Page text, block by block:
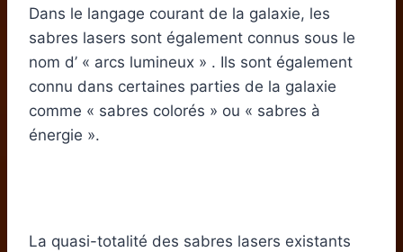
Dans le langage courant de la galaxie, les
sabres lasers sont également connus sous le
nom d’ « arcs lumineux » . Ils sont également
connu dans certaines parties de la galaxie
comme « sabres colorés » ou « sabres à
énergie ».
La quasi-totalité des sabres lasers existants